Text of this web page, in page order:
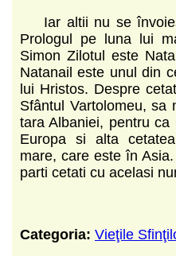
Iar altii nu se
Prologul pe luna lui
Simon Zilotul este
Natanail este unul din
lui Hristos. Despre
Sfântul Vartolomeu, sa
tara Albaniei, pentru
Europa si alta
mare, care este în
parti cetati cu acelasi
Categoria: Vieţile